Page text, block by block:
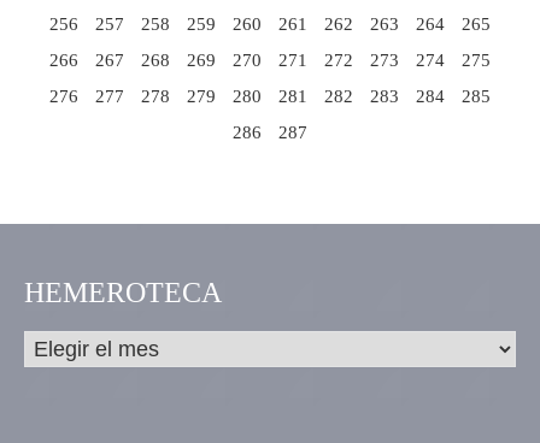
256
257 258 259 260 261 262 263 264
265
266
267 268 269 270 271 272 273 274
275
276
277 278 279 280 281 282 283 284
285
286
287
HEMEROTECA